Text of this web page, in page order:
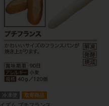
冷凍便 取寄商品